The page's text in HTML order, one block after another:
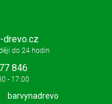
drevo.cz
846
barvynadrevo